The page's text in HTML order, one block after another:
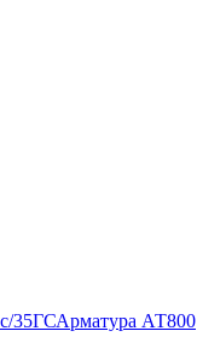
35ГСАрматура АТ800